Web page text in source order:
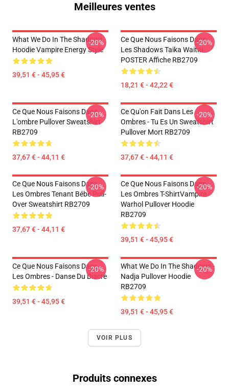
Meilleures ventes
What We Do In The Shadows
Hoodie Vampire Energy Style
39,51 € - 45,95 €
-20%
Ce Que Nous Faisons Dans
Les Shadows Taika Waititi
POSTER Affiche RB2709
18,21 € - 42,22 €
-20%
Ce Que Nous Faisons Dans
L'ombre Pullover Sweatshirt
RB2709
37,67 € - 44,11 €
-20%
Ce Qu'on Fait Dans Les
Ombres - Tu Es Un Sweatshirt
Pullover Mort RB2709
37,67 € - 44,11 €
-20%
Ce Que Nous Faisons Dans
Les Ombres Tenant Bébé Pull-
Over Sweatshirt RB2709
37,67 € - 44,11 €
-20%
Ce Que Nous Faisons Dans
Les Ombres T-ShirtVampire
Warhol Pullover Hoodie
RB2709
39,51 € - 45,95 €
-20%
Ce Que Nous Faisons Dans
Les Ombres - Danse Du Diacre
39,51 € - 45,95 €
-20%
What We Do In The Shadows -
Nadja Pullover Hoodie
RB2709
39,51 € - 45,95 €
-20%
VOIR PLUS
Produits connexes